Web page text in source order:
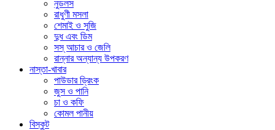
নুডলস
রাধুণী মসলা
শেমাই ও সুজি
দুধ এবং ডিম
সস্ আচার ও জেলি
রান্নার অন্যান্য উপকরণ
নাস্তা-খাবার
পাউডার ড্রিংক
জুস ও পানি
চা ও কফি
কোমল পানীয়
বিস্কুট